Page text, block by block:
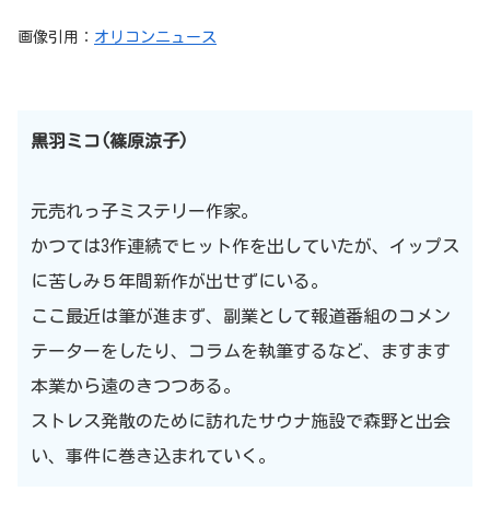
画像引用： オリコンニュース
黒羽ミコ(篠原涼子)
元売れっ子ミステリー作家。
かつては3作連続でヒット作を出していたが、イップス
に苦しみ５年間新作が出せずにいる。
ここ最近は筆が進まず、副業として報道番組のコメン
テーターをしたり、コラムを執筆するなど、ますます
本業から遠のきつつある。
ストレス発散のために訪れたサウナ施設で森野と出会
い、事件に巻き込まれていく。